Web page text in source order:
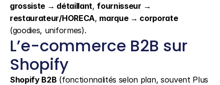
grossiste → détaillant, fournisseur →
restaurateur/HORECA, marque → corporate
(goodies, uniformes).
L’e-commerce B2B sur
Shopify
Shopify B2B (fonctionnalités selon plan, souvent Plus